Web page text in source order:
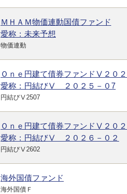
ＭＨＡＭ物価連動国債ファンド
愛称：未来予想
物価連動
Ｏｎｅ円建て債券ファンドⅤ２０
愛称：円結びⅤ ２０２５－０7
円結びⅤ2507
Ｏｎｅ円建て債券ファンドⅤ２０
愛称：円結びⅤ ２０２６－０２
円結びⅤ2602
海外国債ファンド
海外国債Ｆ